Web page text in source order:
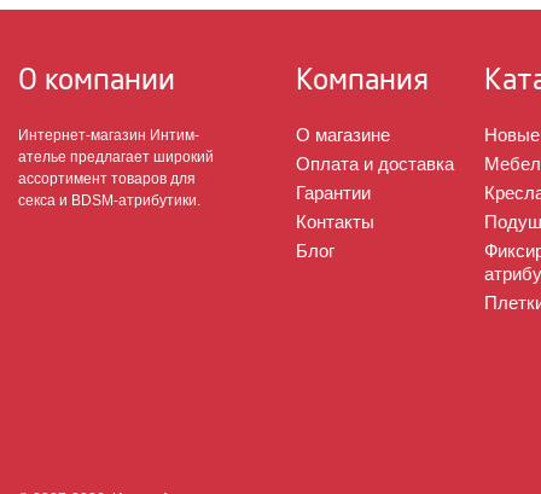
О компании
Интернет-магазин Интим-
ателье предлагает широкий
ассортимент товаров для
секса и BDSM-атрибутики.
Компания
О магазине
Оплата и доставка
Гарантии
Контакты
Блог
Новые